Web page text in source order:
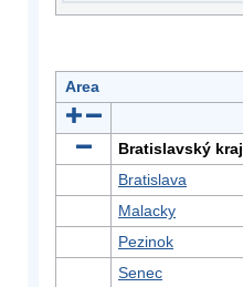
Area
Bratislavský kraj
Bratislava
Malacky
Pezinok
Senec